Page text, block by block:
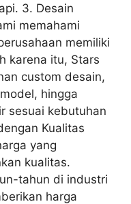
3. Desain
memahami
memiliki
karena itu, Stars
custom desain,
hingga
sesuai kebutuhan
Kualitas
yang
kualitas.
tahun di industri
harga